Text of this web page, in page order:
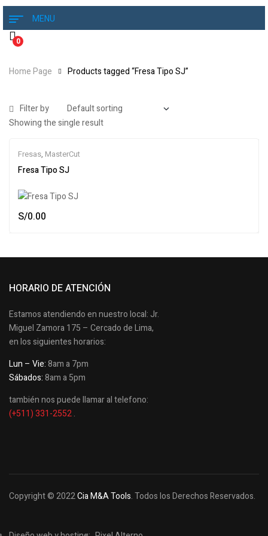
MENU
0
Home Page Products tagged “Fresa Tipo SJ”
Filter by
Showing the single result
Fresas, MasterCut
Fresa Tipo SJ
S/0.00
HORARIO DE ATENCIÓN
Estamos atendiendo en nuestro local: Jr.
Miguel Zamora 175 – Cercado de Lima,
en los siguientes horarios:
Lun – Vie:8am a 7pm
Sábados:8am a 5pm
también nos puede llamar al telefono:
(+511) 331-2552.
Copyright © 2022Cia M&A Tools. Todos los Derechos Reservados.